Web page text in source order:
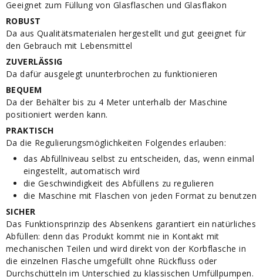
Geeignet zum Füllung von Glasflaschen und Glasflakon
ROBUST
Da aus Qualitätsmaterialen hergestellt und gut geeignet für
den Gebrauch mit Lebensmittel
ZUVERLÄSSIG
Da dafür ausgelegt ununterbrochen zu funktionieren
BEQUEM
Da der Behälter bis zu 4 Meter unterhalb der Maschine
positioniert werden kann.
PRAKTISCH
Da die Regulierungsmöglichkeiten Folgendes erlauben:
das Abfüllniveau selbst zu entscheiden, das, wenn einmal
eingestellt, automatisch wird
die Geschwindigkeit des Abfüllens zu regulieren
die Maschine mit Flaschen von jeden Format zu benutzen
SICHER
Das Funktionsprinzip des Absenkens garantiert ein natürliches
Abfüllen: denn das Produkt kommt nie in Kontakt mit
mechanischen Teilen und wird direkt von der Korbflasche in
die einzelnen Flasche umgefüllt ohne Rückfluss oder
Durchschütteln im Unterschied zu klassischen Umfüllpumpen.